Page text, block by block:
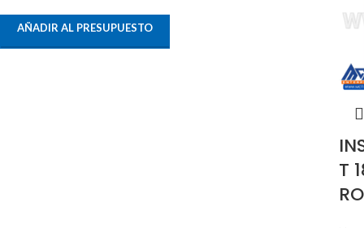
AÑADIR AL PRESUPUESTO
T